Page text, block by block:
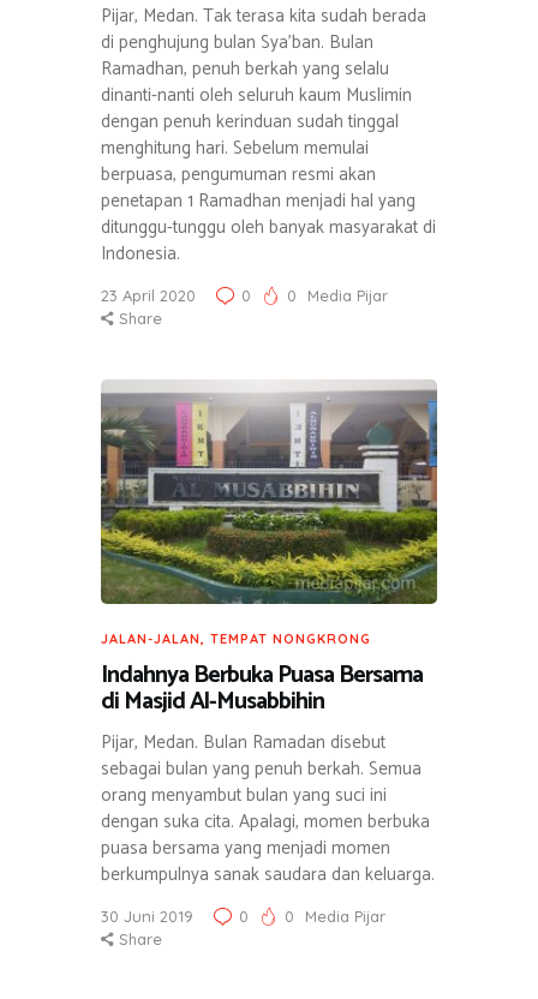
Pijar, Medan. Tak terasa kita sudah berada
di penghujung bulan Sya’ban. Bulan
Ramadhan, penuh berkah yang selalu
dinanti-nanti oleh seluruh kaum Muslimin
dengan penuh kerinduan sudah tinggal
menghitung hari. Sebelum memulai
berpuasa, pengumuman resmi akan
penetapan 1 Ramadhan menjadi hal yang
ditunggu-tunggu oleh banyak masyarakat di
Indonesia.
23 April 2020 0 0
Media Pijar
Share
JALAN-JALAN, TEMPAT NONGKRONG
Indahnya Berbuka Puasa Bersama
di Masjid Al-Musabbihin
Pijar, Medan. Bulan Ramadan disebut
sebagai bulan yang penuh berkah. Semua
orang menyambut bulan yang suci ini
dengan suka cita. Apalagi, momen berbuka
puasa bersama yang menjadi momen
berkumpulnya sanak saudara dan keluarga.
30 Juni 2019 0 0
Media Pijar
Share